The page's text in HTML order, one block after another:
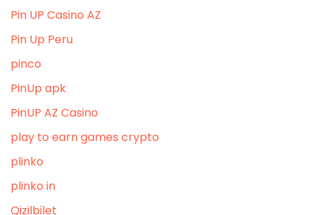
Pin UP Casino AZ
Pin Up Peru
pinco
PinUp apk
PinUP AZ Casino
play to earn games crypto
plinko
plinko in
Qizilbilet